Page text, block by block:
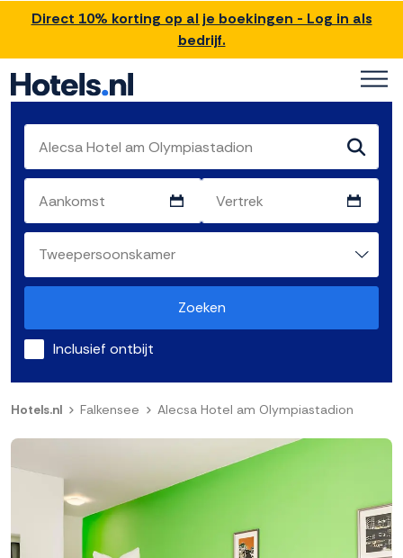
Direct 10% korting op al je boekingen - Log in als
bedrijf.
Zoeken
Inclusief ontbijt
Hotels.nl Falkensee Alecsa Hotel am Olympiastadion